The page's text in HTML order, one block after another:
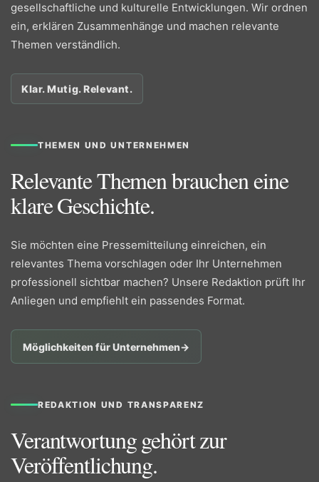
gesellschaftliche und kulturelle Entwicklungen. Wir ordnen
ein, erklären Zusammenhänge und machen relevante
Themen verständlich.
Klar. Mutig. Relevant.
THEMEN UND UNTERNEHMEN
Relevante Themen brauchen eine
klare Geschichte.
Sie möchten eine Pressemitteilung einreichen, ein
relevantes Thema vorschlagen oder Ihr Unternehmen
professionell sichtbar machen? Unsere Redaktion prüft Ihr
Anliegen und empfiehlt ein passendes Format.
Möglichkeiten für Unternehmen→
REDAKTION UND TRANSPARENZ
Verantwortung gehört zur
Veröffentlichung.